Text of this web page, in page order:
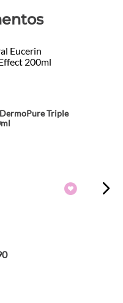
Triple